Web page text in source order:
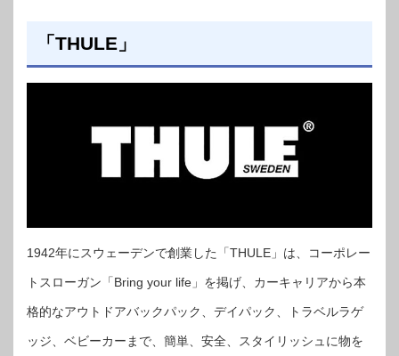
「THULE」
1942年にスウェーデンで創業した「THULE」は、コーポレー
トスローガン「Bring your life」を掲げ、カーキャリアから本
格的なアウトドアバックパック、デイパック、トラベルラゲ
ッジ、ベビーカーまで、簡単、安全、スタイリッシュに物を